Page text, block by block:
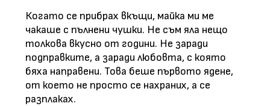
Когато се прибрах вкъщи, майка ми ме
чакаше с пълнени чушки. Не съм яла нещо
толкова вкусно от години. Не заради
подправките, а заради любовта, с която
бяха направени. Това беше първото ядене,
от което не просто се нахраних, а се
разплаках.